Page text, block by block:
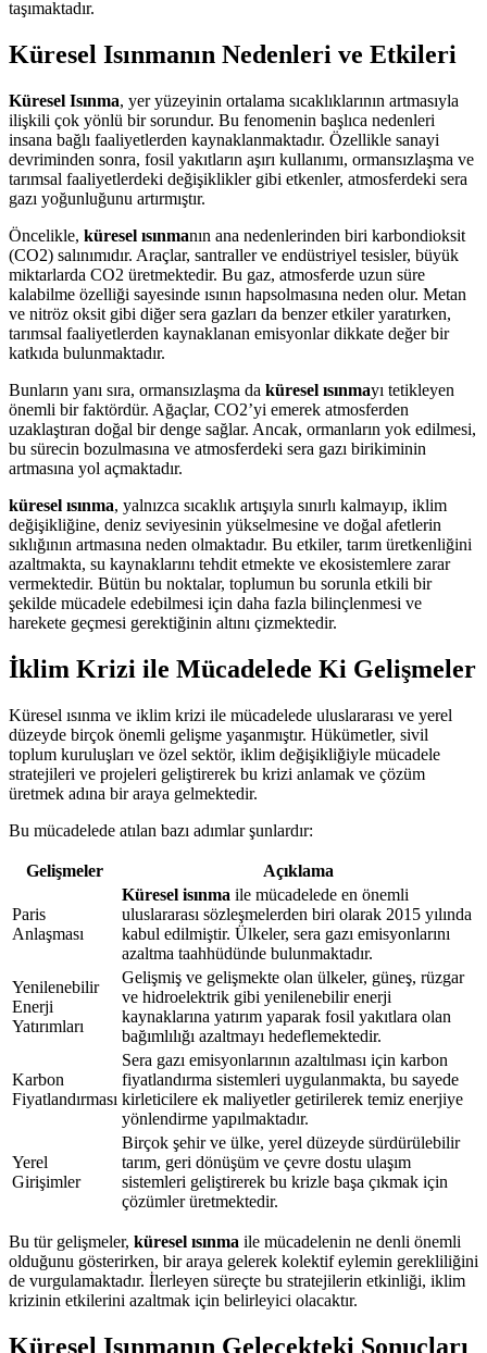
taşımaktadır.
Küresel Isınmanın Nedenleri ve Etkileri
Küresel Isınma, yer yüzeyinin ortalama sıcaklıklarının artmasıyla
ilişkili çok yönlü bir sorundur. Bu fenomenin başlıca nedenleri
insana bağlı faaliyetlerden kaynaklanmaktadır. Özellikle sanayi
devriminden sonra, fosil yakıtların aşırı kullanımı, ormansızlaşma ve
tarımsal faaliyetlerdeki değişiklikler gibi etkenler, atmosferdeki sera
gazı yoğunluğunu artırmıştır.
Öncelikle, küresel ısınmanın ana nedenlerinden biri karbondioksit
(CO2) salınımıdır. Araçlar, santraller ve endüstriyel tesisler, büyük
miktarlarda CO2 üretmektedir. Bu gaz, atmosferde uzun süre
kalabilme özelliği sayesinde ısının hapsolmasına neden olur. Metan
ve nitröz oksit gibi diğer sera gazları da benzer etkiler yaratırken,
tarımsal faaliyetlerden kaynaklanan emisyonlar dikkate değer bir
katkıda bulunmaktadır.
Bunların yanı sıra, ormansızlaşma da küresel ısınmayı tetikleyen
önemli bir faktördür. Ağaçlar, CO2’yi emerek atmosferden
uzaklaştıran doğal bir denge sağlar. Ancak, ormanların yok edilmesi,
bu sürecin bozulmasına ve atmosferdeki sera gazı birikiminin
artmasına yol açmaktadır.
küresel ısınma, yalnızca sıcaklık artışıyla sınırlı kalmayıp, iklim
değişikliğine, deniz seviyesinin yükselmesine ve doğal afetlerin
sıklığının artmasına neden olmaktadır. Bu etkiler, tarım üretkenliğini
azaltmakta, su kaynaklarını tehdit etmekte ve ekosistemlere zarar
vermektedir. Bütün bu noktalar, toplumun bu sorunla etkili bir
şekilde mücadele edebilmesi için daha fazla bilinçlenmesi ve
harekete geçmesi gerektiğinin altını çizmektedir.
İklim Krizi ile Mücadelede Ki Gelişmeler
Küresel ısınma ve iklim krizi ile mücadelede uluslararası ve yerel
düzeyde birçok önemli gelişme yaşanmıştır. Hükümetler, sivil
toplum kuruluşları ve özel sektör, iklim değişikliğiyle mücadele
stratejileri ve projeleri geliştirerek bu krizi anlamak ve çözüm
üretmek adına bir araya gelmektedir.
Bu mücadelede atılan bazı adımlar şunlardır:
Gelişmeler Açıklama
Paris
Anlaşması
Küresel isınma ile mücadelede en önemli
uluslararası sözleşmelerden biri olarak 2015 yılında
kabul edilmiştir. Ülkeler, sera gazı emisyonlarını
azaltma taahhüdünde bulunmaktadır.
Yenilenebilir
Enerji
Yatırımları
Gelişmiş ve gelişmekte olan ülkeler, güneş, rüzgar
ve hidroelektrik gibi yenilenebilir enerji
kaynaklarına yatırım yaparak fosil yakıtlara olan
bağımlılığı azaltmayı hedeflemektedir.
Karbon
Fiyatlandırması
Sera gazı emisyonlarının azaltılması için karbon
fiyatlandırma sistemleri uygulanmakta, bu sayede
kirleticilere ek maliyetler getirilerek temiz enerjiye
yönlendirme yapılmaktadır.
Yerel
Girişimler
Birçok şehir ve ülke, yerel düzeyde sürdürülebilir
tarım, geri dönüşüm ve çevre dostu ulaşım
sistemleri geliştirerek bu krizle başa çıkmak için
çözümler üretmektedir.
Bu tür gelişmeler, küresel ısınma ile mücadelenin ne denli önemli
olduğunu gösterirken, bir araya gelerek kolektif eylemin gerekliliğini
de vurgulamaktadır. İlerleyen süreçte bu stratejilerin etkinliği, iklim
krizinin etkilerini azaltmak için belirleyici olacaktır.
Küresel Isınmanın Gelecekteki Sonuçları